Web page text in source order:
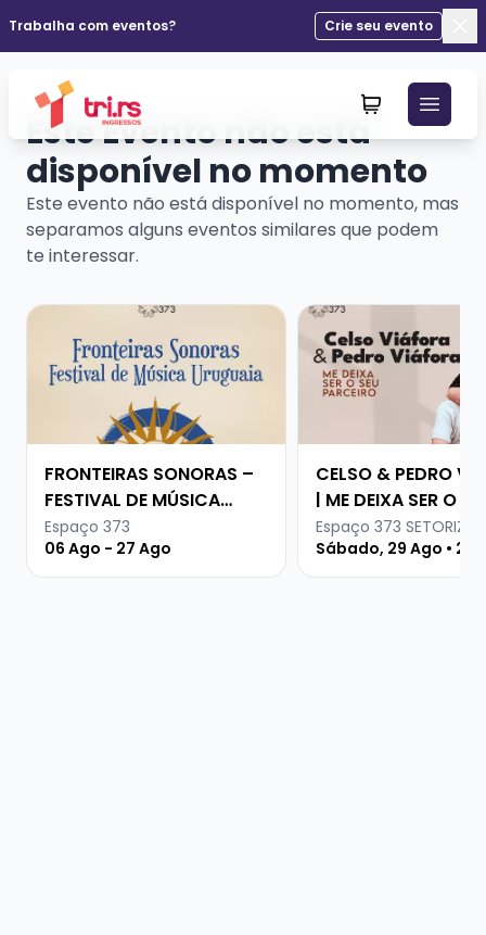
Trabalha com eventos?
Crie seu evento
Este Evento não está
disponível no momento
Este evento não está disponível no momento, mas
separamos alguns eventos similares que podem
te interessar.
Veja mais sobre FRONTEIRAS SONORAS – FESTIVAL
FRONTEIRAS SONORAS –
FESTIVAL DE MÚSICA
URUGUAIA
Espaço 373
06 Ago - 27 Ago
Veja mais sobre
CELSO & PEDRO
| ME DEIXA SER O
PARCEIRO
Espaço 373
Sábado, 29 Ago • 21